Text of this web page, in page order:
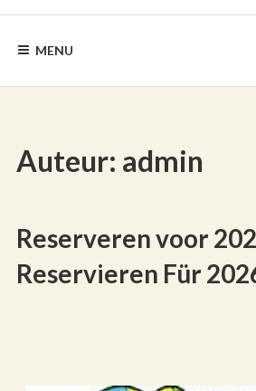
MENU
Auteur: admin
Reserveren voor
Reservieren Für